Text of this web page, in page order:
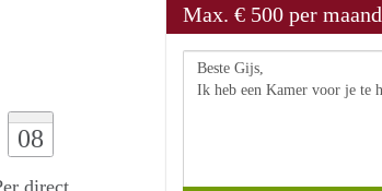
08
direct
Max. € 500 per maand